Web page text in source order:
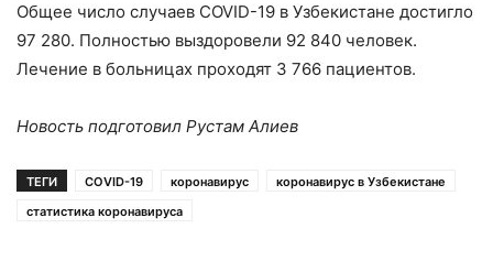
Общее число случаев COVID-19 в Узбекистане достигло
97 280. Полностью выздоровели 92 840 человек.
Лечение в больницах проходят 3 766 пациентов.
Новость подготовил Рустам Алиев
ТЕГИ COVID-19 коронавирус
коронавирус в Узбекистане
статистика коронавируса